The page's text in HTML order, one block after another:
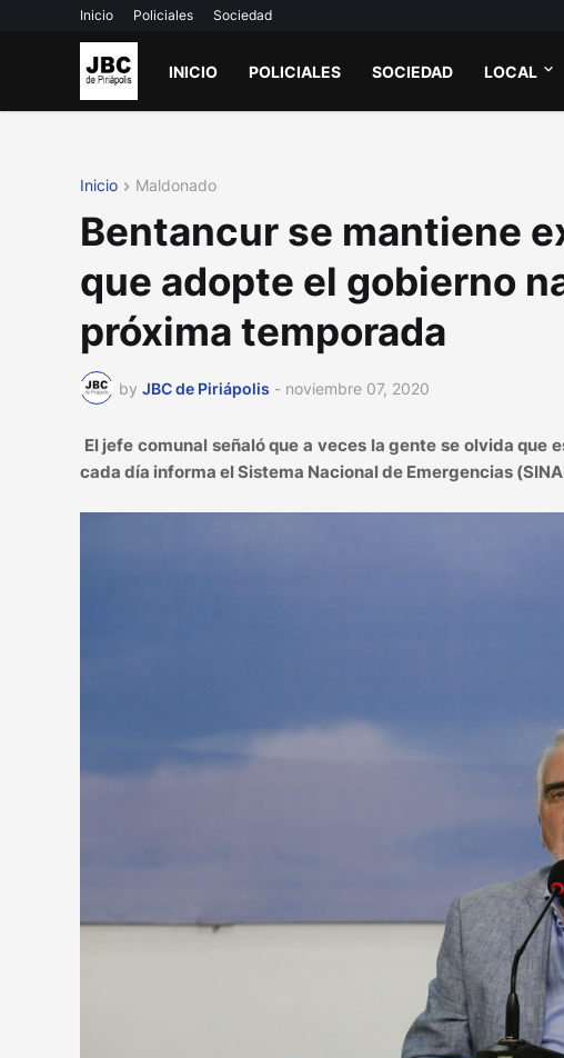
Inicio Policiales Sociedad
INICIO POLICIALES SOCIEDAD LOCAL
Inicio Maldonado
Bentancur se mantiene
que adopte el gobierno
próxima temporada
by JBC de Piriápolis - noviembre 07, 2020
El jefe comunal señaló que a veces la gente se olvida
cada día informa el Sistema Nacional de Emergencias